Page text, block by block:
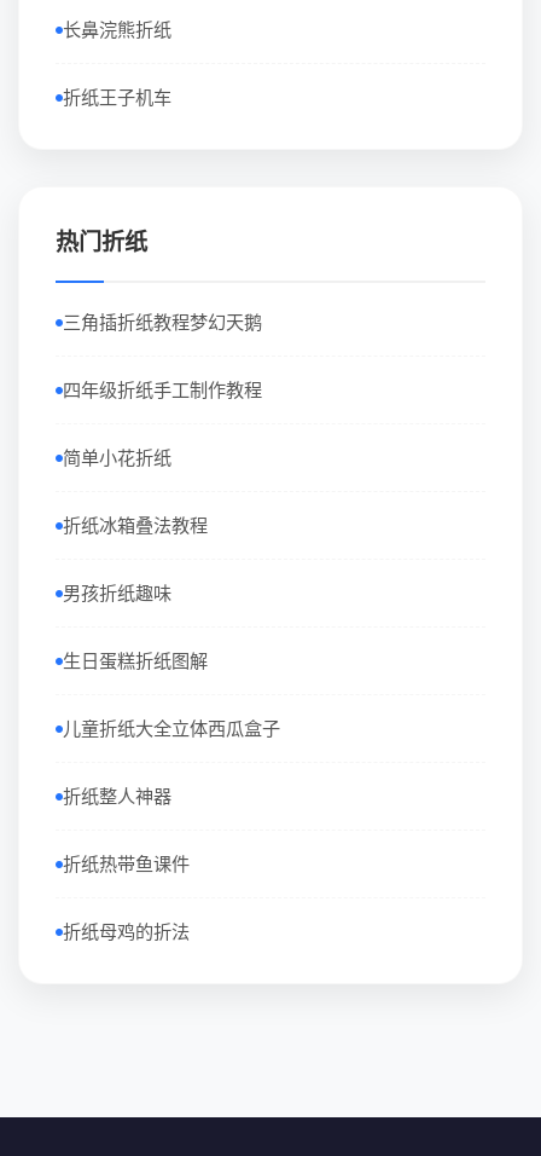
长鼻浣熊折纸
折纸王子机车
热门折纸
三角插折纸教程梦幻天鹅
四年级折纸手工制作教程
简单小花折纸
折纸冰箱叠法教程
男孩折纸趣味
生日蛋糕折纸图解
儿童折纸大全立体西瓜盒子
折纸整人神器
折纸热带鱼课件
折纸母鸡的折法